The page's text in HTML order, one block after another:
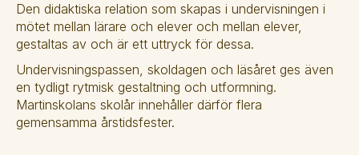
Den didaktiska relation som skapas i undervisningen i
mötet mellan lärare och elever och mellan elever,
gestaltas av och är ett uttryck för dessa.
Undervisningspassen, skoldagen och läsåret ges även
en tydligt rytmisk gestaltning och utformning.
Martinskolans skolår innehåller därför flera
gemensamma årstidsfester.